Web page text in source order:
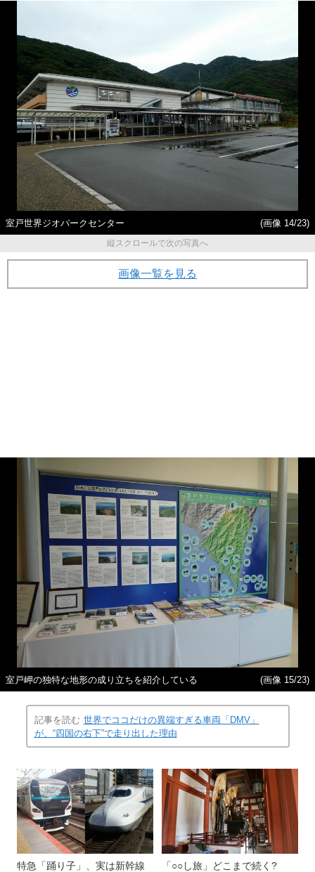
室戸世界ジオパークセンター
(画像 14/23)
縦スクロールで次の写真へ
画像一覧を見る
室戸岬の独特な地形の成り立ちを紹介している (画像 15/23)
記事を読む 世界でココだけの異端すぎる車両「DMV」
が、“四国の右下”で走り出した理由
特急「踊り子」、実は新幹線
「○○し旅」どこまで続く?